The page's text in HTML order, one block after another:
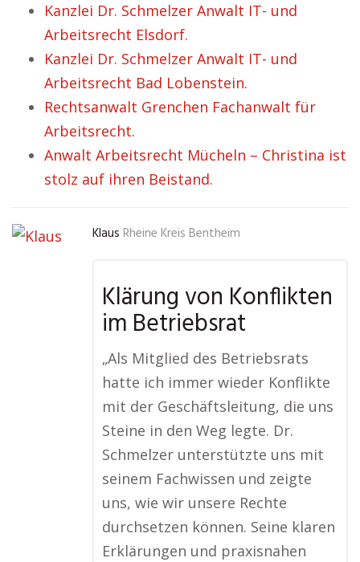
Kanzlei Dr. Schmelzer Anwalt IT- und
Arbeitsrecht Elsdorf.
Kanzlei Dr. Schmelzer Anwalt IT- und
Arbeitsrecht Bad Lobenstein.
Rechtsanwalt Grenchen Fachanwalt für
Arbeitsrecht.
Anwalt Arbeitsrecht Mücheln – Christina ist
stolz auf ihren Beistand.
Klaus Rheine Kreis Bentheim
Klärung von Konflikten
im Betriebsrat
„Als Mitglied des Betriebsrats
hatte ich immer wieder Konflikte
mit der Geschäftsleitung, die uns
Steine in den Weg legte. Dr.
Schmelzer unterstützte uns mit
seinem Fachwissen und zeigte
uns, wie wir unsere Rechte
durchsetzen können. Seine klaren
Erklärungen und praxisnahen